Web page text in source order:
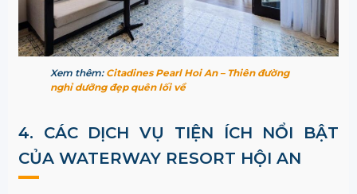
Xem thêm: Citadines Pearl Hoi An – Thiên đường
nghỉ dưỡng đẹp quên lối về
4. CÁC DỊCH VỤ TIỆN ÍCH NỔI BẬT
CỦA WATERWAY RESORT HỘI AN